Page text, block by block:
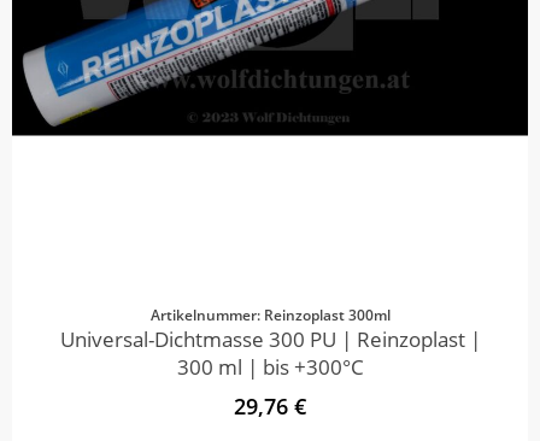
Artikelnummer: Reinzoplast 300ml
Universal-Dichtmasse 300 PU | Reinzoplast |
300 ml | bis +300°C
29,76 €